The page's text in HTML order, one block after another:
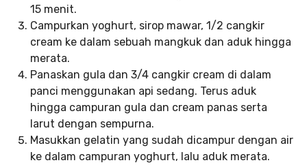
15 menit.
Campurkan yoghurt, sirop mawar, 1/2 cangkir
cream ke dalam sebuah mangkuk dan aduk hingga
merata.
Panaskan gula dan 3/4 cangkir cream di dalam
panci menggunakan api sedang. Terus aduk
hingga campuran gula dan cream panas serta
larut dengan sempurna.
Masukkan gelatin yang sudah dicampur dengan air
ke dalam campuran yoghurt, lalu aduk merata.